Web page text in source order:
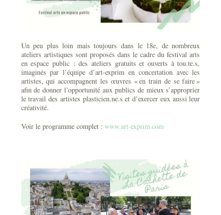
Un peu plus loin mais toujours dans le 18e, de nombreux
ateliers artistiques sont proposés dans le cadre du festival arts
en espace public : des ateliers gratuits et ouverts à tou.te.s,
imaginés par l’équipe d’art-exprim en concertation avec les
artistes, qui accompagnent les œuvres « en train de se faire »
afin de donner l’opportunité aux publics de mieux s’approprier
le travail des artistes plasticien.ne.s et d’exercer eux aussi leur
créativité.
Voir le programme complet : www.art-exprim.com